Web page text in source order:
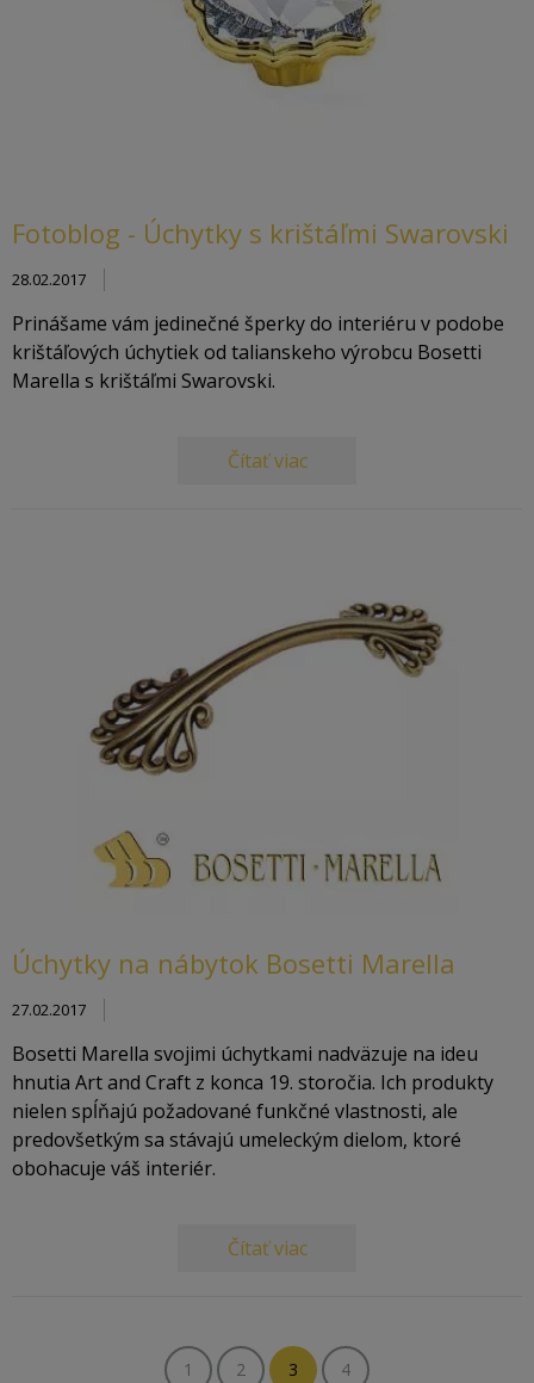
Fotoblog - Úchytky s krištáľmi Swarovski
28.02.2017
Prinášame vám jedinečné šperky do interiéru v podobe
krištáľových úchytiek od talianskeho výrobcu Bosetti
Marella s krištáľmi Swarovski.
Čítať viac
Úchytky na nábytok Bosetti Marella
27.02.2017
Bosetti Marella svojimi úchytkami nadväzuje na ideu
hnutia Art and Craft z konca 19. storočia. Ich produkty
nielen spĺňajú požadované funkčné vlastnosti, ale
predovšetkým sa stávajú umeleckým dielom, ktoré
obohacuje váš interiér.
Čítať viac
1 2 3 4